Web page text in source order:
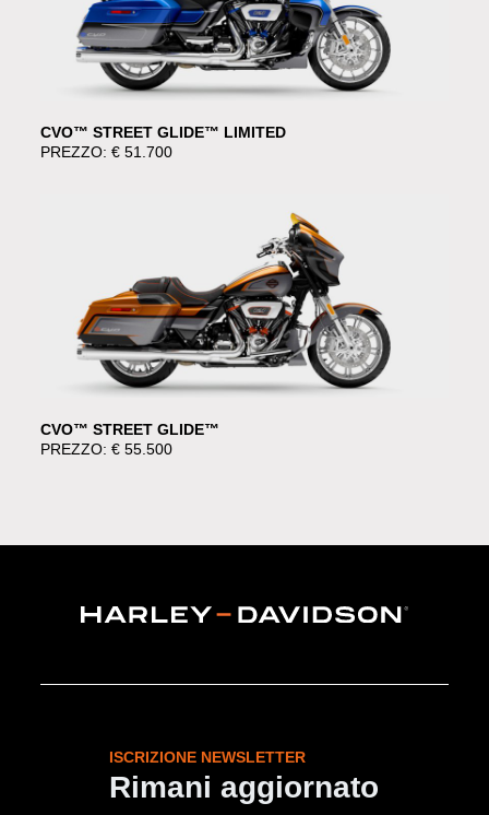
CVO™ STREET GLIDE™ LIMITED
PREZZO: € 51.700
CVO™ STREET GLIDE™
PREZZO: € 55.500
ISCRIZIONE NEWSLETTER
Rimani aggiornato